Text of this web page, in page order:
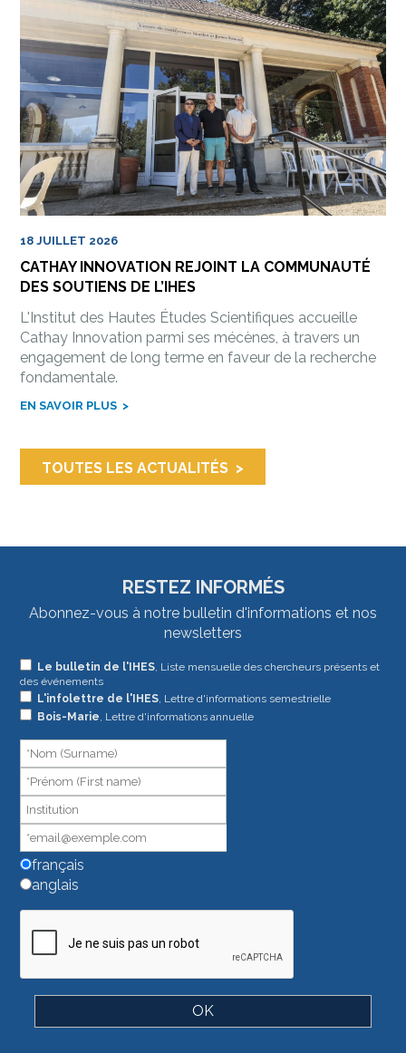
18 JUILLET 2026
CATHAY INNOVATION REJOINT LA COMMUNAUTÉ
DES SOUTIENS DE L’IHES
L'Institut des Hautes Études Scientifiques accueille
Cathay Innovation parmi ses mécènes, à travers un
engagement de long terme en faveur de la recherche
fondamentale.
EN SAVOIR PLUS
TOUTES LES ACTUALITÉS
RESTEZ INFORMÉS
Abonnez-vous à notre bulletin d'informations et nos
newsletters
Le bulletin de l'IHES, Liste mensuelle des chercheurs présents et
des événements
L'infolettre de l'IHES, Lettre d'informations semestrielle
Bois-Marie , Lettre d'informations annuelle
français
anglais
Si
vous
êtes
humain,
ne
remplissez
pas
ce
champ.